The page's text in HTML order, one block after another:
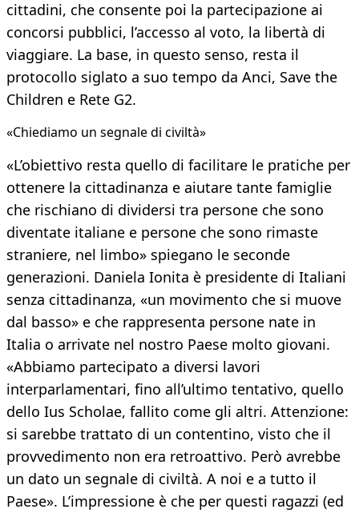
cittadini, che consente poi la partecipazione ai
concorsi pubblici, l’accesso al voto, la libertà di
viaggiare. La base, in questo senso, resta il
protocollo siglato a suo tempo da Anci, Save the
Children e Rete G2.
«Chiediamo un segnale di civiltà»
«L’obiettivo resta quello di facilitare le pratiche per
ottenere la cittadinanza e aiutare tante famiglie
che rischiano di dividersi tra persone che sono
diventate italiane e persone che sono rimaste
straniere, nel limbo» spiegano le seconde
generazioni. Daniela Ionita è presidente di Italiani
senza cittadinanza, «un movimento che si muove
dal basso» e che rappresenta persone nate in
Italia o arrivate nel nostro Paese molto giovani.
«Abbiamo partecipato a diversi lavori
interparlamentari, fino all’ultimo tentativo, quello
dello Ius Scholae, fallito come gli altri. Attenzione:
si sarebbe trattato di un contentino, visto che il
provvedimento non era retroattivo. Però avrebbe
un dato un segnale di civiltà. A noi e a tutto il
Paese». L’impressione è che per questi ragazzi (ed